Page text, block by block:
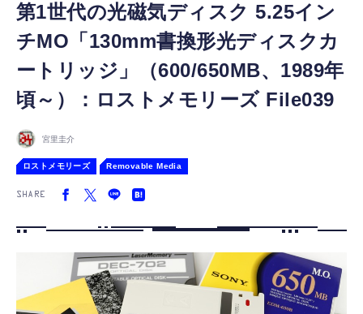
ガジェット
ゲーム
FOLLOW US
第1世代の光磁気ディスク 5.25イン
チMO「130mm書換形光ディスクカ
ートリッジ」（600/650MB、1989年
頃～）：ロストメモリーズ File039
宮里圭介
ロストメモリーズ Removable Media
SHARE